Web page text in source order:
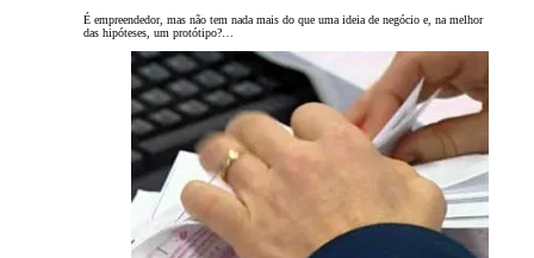
É empreendedor, mas não tem nada mais do que uma ideia de negócio e, na melhor
das hipóteses, um protótipo?…